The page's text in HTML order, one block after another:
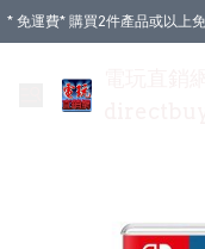
* 免運費* 購買2件產品或以上